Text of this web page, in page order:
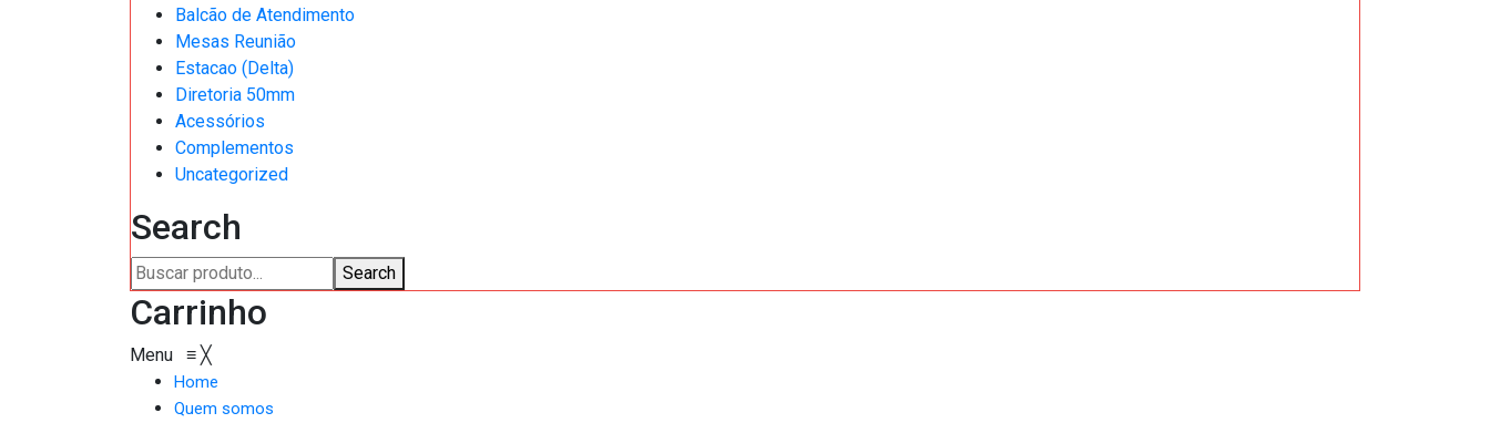
Balcão de Atendimento
Mesas Reunião
Estacao (Delta)
Diretoria 50mm
Acessórios
Complementos
Uncategorized
Search
Search
Carrinho
Menu ≡ ╳
Home
Quem somos